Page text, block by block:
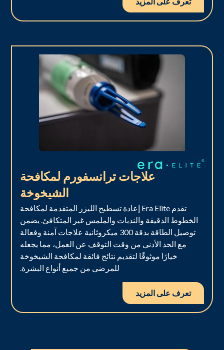
علاجات ترانسفورم لمكافحة
الشيخوخة
تقدم Era Elite إعادة تسطيح الليزر المتقدمة لمكافحة
الخطوط الدقيقة والندبات والملمس غير المتكافئ. يضمن
توصيل الطاقة بدقة 300 ميكروثانية علاجات آمنة وفعالة
مع الحد الأدنى من وقت التوقف عن العمل، مما يجعله
خيارًا موثوقًا لتقديم نتائج فائقة لمكافحة الشيخوخة
للمرضى من جميع أنواع البشرة.
تعرف على المزيد